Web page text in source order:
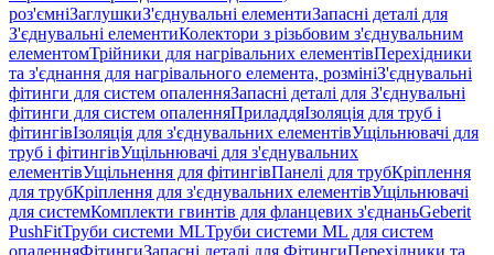
роз'ємніЗаглушкиЗ'єднувальні елементиЗапасні деталі для
З'єднувальні елементиКолектори з різьбовим з'єднувальним
елементомТрійники для нагрівальних елементівПерехідники
та з'єднання для нагрівального елемента, розмініЗ'єднувальні
фітинги для систем опаленняЗапасні деталі для З'єднувальні
фітинги для систем опаленняПриладдяІзоляція для труб і
фітингівІзоляція для з'єднувальних елементівУщільнювачі для
труб і фітингівУщільнювачі для з'єднувальних
елементівУщільнення для фітингівПанелі для трубКріплення
для трубКріплення для з'єднувальних елементівУщільнювачі
для системКомплекти гвинтів для фланцевих з'єднаньGeberit
PushFitТруби системи MLТруби системи ML для систем
опаленняФітингиЗапасні деталі для ФітингиПерехідники та